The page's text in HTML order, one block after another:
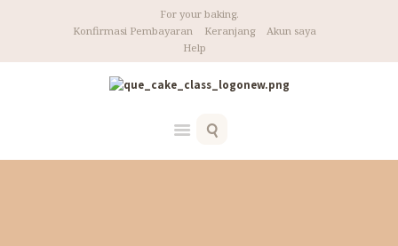
For your baking.
Konfirmasi Pembayaran
Keranjang
Akun saya
Help